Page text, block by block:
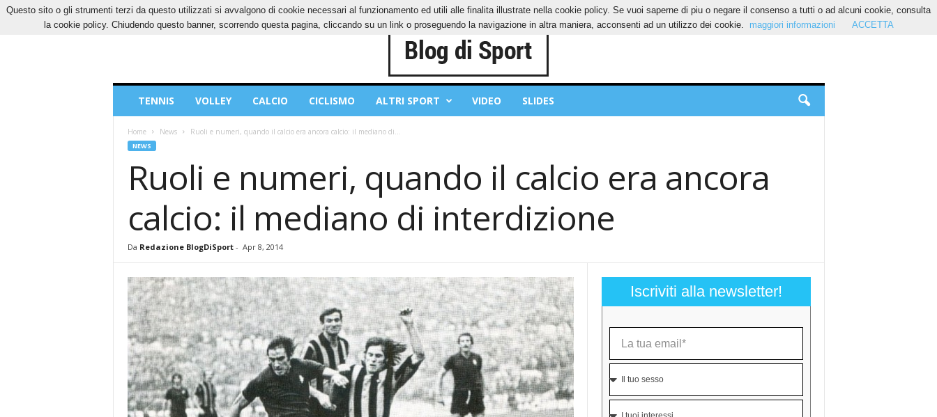
GIOVEDÌ, 6 AGOSTO 2026 CONTATTI COOKIES PRIVACY POLICY
Sport
TENNIS VOLLEY CALCIO CICLISMO ALTRI SPORT VIDEO SLIDES
Home News Ruoli e numeri, quando il calcio era ancora calcio: il mediano di...
NEWS
Ruoli e numeri, quando il calcio era ancora
calcio: il mediano di interdizione
Da Redazione BlogDiSport- Apr 8, 2014
Iscriviti alla newsletter!
Questo sito o gli strumenti terzi da questo utilizzati si avvalgono di cookie necessari al funzionamento ed utili alle finalita illustrate nella cookie policy. Se vuoi saperne di piu o negare il consenso a tutti o ad alcuni cookie, consulta
la cookie policy. Chiudendo questo banner, scorrendo questa pagina, cliccando su un link o proseguendo la navigazione in altra maniera, acconsenti ad un utilizzo dei cookie.
maggiori informazioni ACCETTA